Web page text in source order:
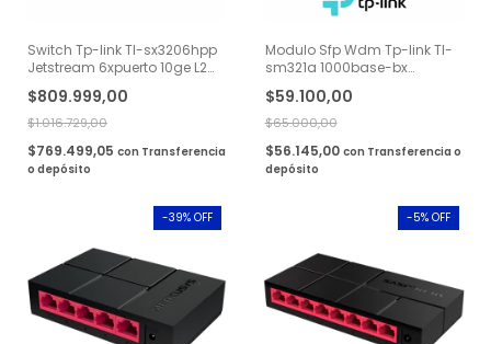
Switch Tp-link Tl-sx3206hpp
Jetstream 6xpuerto 10ge L2
$809.999,00
$1.016.729,00
$769.499,05 con Transferencia
o depósito
Modulo Sfp Wdm Tp-link Tl-
sm321a 1000base-bx
$59.100,00
$65.000,00
$56.145,00 con Transferencia o
depósito
-39% OFF -5% OFF